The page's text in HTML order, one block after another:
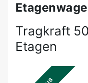
Tragkraft
Etagen